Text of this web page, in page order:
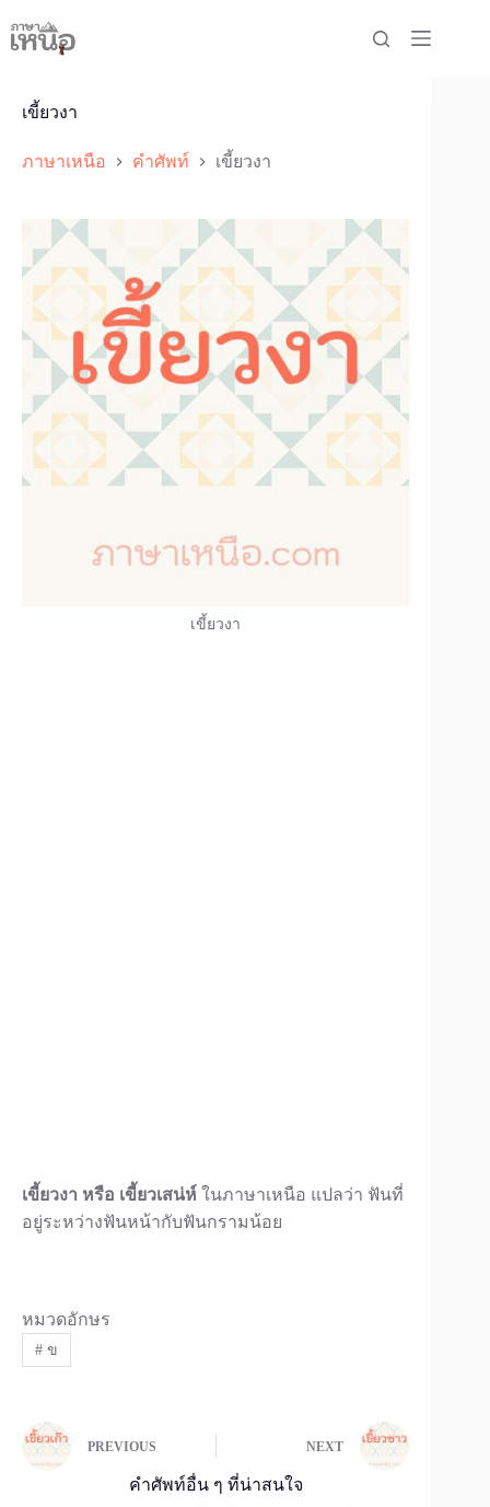
to
content
เขี้ยวงา
ภาษาเหนือ คำศัพท์ เขี้ยวงา
เขี้ยวงา
เขี้ยวงา หรือ เขี้ยวเสน่ห์ ในภาษาเหนือ แปลว่า ฟันที่
อยู่ระหว่างฟันหน้ากับฟันกรามน้อย
หมวดอักษร
#ข
PREVIOUS NEXT
คำศัพท์อื่น ๆ ที่น่าสนใจ